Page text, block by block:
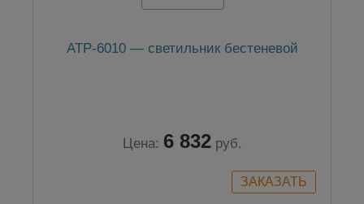
АТР-6010 — светильник бестеневой
Цена: 6 832 руб.